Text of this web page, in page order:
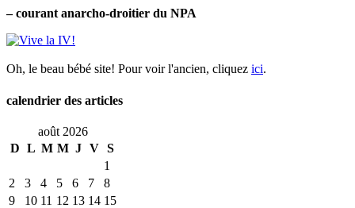
– courant anarcho-droitier du NPA
Oh, le beau bébé site! Pour voir l'ancien, cliquez ici.
calendrier des articles
août 2026
D L M M J V S
1
2
3 4 5 6 7
8
9
10 11 12 13 14 15